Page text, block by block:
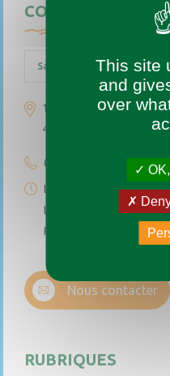
CONTACTEZ-
Saint-Augustin-des-Bois
1 place de l’église
49170 Saint-Augustin-
02 41 77 04 49
Lundi au vendredi de 9h
Le premier et troisième
Permanence
Nous contacter
RUBRIQUES
This site
and
over